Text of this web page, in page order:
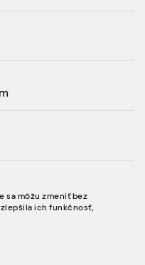
sa môžu zmeniť bez
ich funkčnosť,